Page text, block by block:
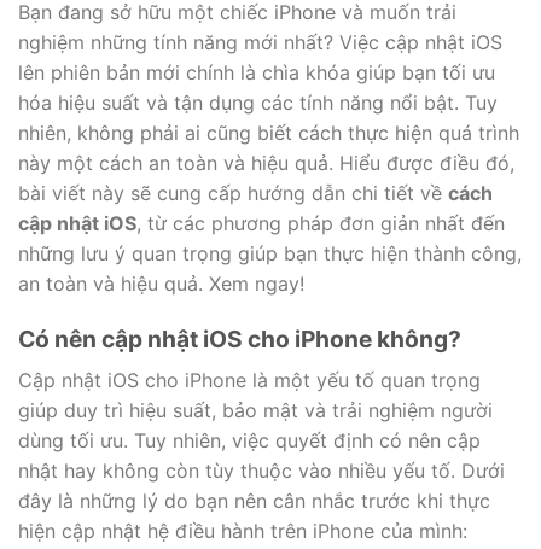
Bạn đang sở hữu một chiếc iPhone và muốn trải
nghiệm những tính năng mới nhất? Việc cập nhật iOS
lên phiên bản mới chính là chìa khóa giúp bạn tối ưu
hóa hiệu suất và tận dụng các tính năng nổi bật. Tuy
nhiên, không phải ai cũng biết cách thực hiện quá trình
này một cách an toàn và hiệu quả. Hiểu được điều đó,
bài viết này sẽ cung cấp hướng dẫn chi tiết về cách
cập nhật iOS, từ các phương pháp đơn giản nhất đến
những lưu ý quan trọng giúp bạn thực hiện thành công,
an toàn và hiệu quả. Xem ngay!
Có nên cập nhật iOS cho iPhone không?
Cập nhật iOS cho iPhone là một yếu tố quan trọng
giúp duy trì hiệu suất, bảo mật và trải nghiệm người
dùng tối ưu. Tuy nhiên, việc quyết định có nên cập
nhật hay không còn tùy thuộc vào nhiều yếu tố. Dưới
đây là những lý do bạn nên cân nhắc trước khi thực
hiện cập nhật hệ điều hành trên iPhone của mình: